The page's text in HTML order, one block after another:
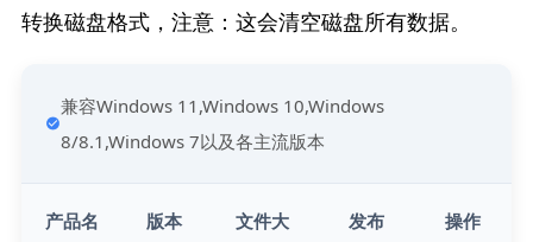
转换磁盘格式，注意：这会清空磁盘所有数据。
兼容Windows 11,Windows 10,Windows
8/8.1,Windows 7以及各主流版本
产品名
版本
文件大
发布
操作